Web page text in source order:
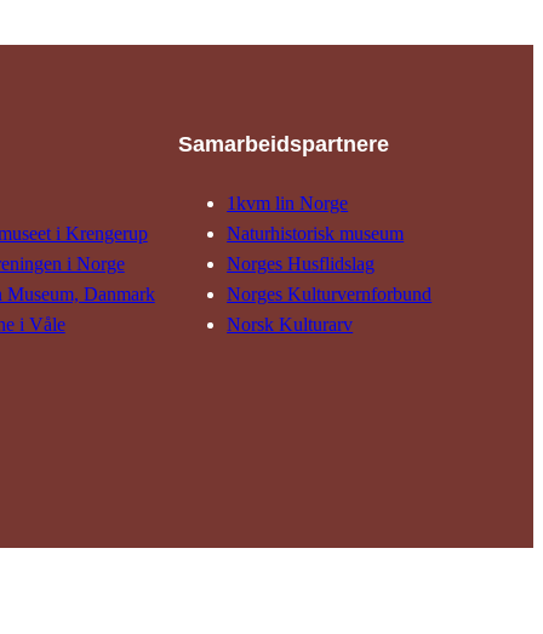
i Krengerup
i Norge
Danmark
i Våle
Samarbeids­partnere
1kvm lin Norge
Natur­his­torisk­ museum
Norges Husflids­lag
Norges Kultur­vern­forbund
Norsk Kulturarv